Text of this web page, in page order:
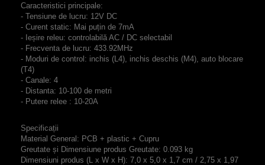
Caracteristici principale:
- Tensiune de lucru: 12V DC
- Curent static: Mai puțin de 7mA
- Ieșire releu: controlabilă AC / DC selectabil
- Frecventa de lucru: 433.92MHz
- Moduri de control: inchis ( L4) inchis deschis (M4) , auto blocare
(T4)
- Canale: 4
- Distanta: 10-100 de metri
- Putere relee : 10-20A
Specificații
Material General: PCB + plastic + Cupru
Greutate și Dimensiune produs Greutate: 0.093 kg
Dimensiuni produs ( x W x H): 7,0 x 5,0 x 1,7 cm / 2,75 x 1,97